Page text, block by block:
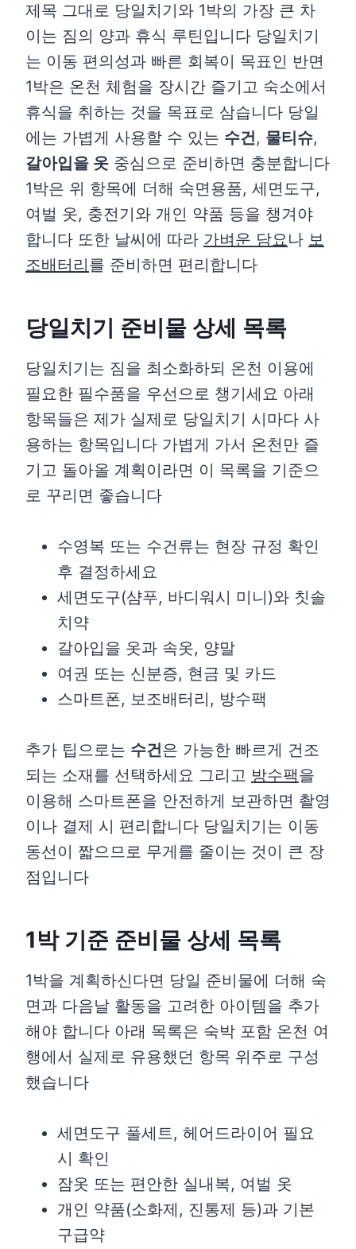
제목 그대로 당일치기와 1박의 가장 큰 차
이는 짐의 양과 휴식 루틴입니다 당일치기
는 이동 편의성과 빠른 회복이 목표인 반면
1박은 온천 체험을 장시간 즐기고 숙소에서
휴식을 취하는 것을 목표로 삼습니다 당일
에는 가볍게 사용할 수 있는 수건, 물티슈,
갈아입을 옷 중심으로 준비하면 충분합니다
1박은 위 항목에 더해 숙면용품, 세면도구,
여벌 옷, 충전기와 개인 약품 등을 챙겨야
합니다 또한 날씨에 따라 가벼운 담요나 보
조배터리를 준비하면 편리합니다
당일치기 준비물 상세 목록
당일치기는 짐을 최소화하되 온천 이용에
필요한 필수품을 우선으로 챙기세요 아래
항목들은 제가 실제로 당일치기 시마다 사
용하는 항목입니다 가볍게 가서 온천만 즐
기고 돌아올 계획이라면 이 목록을 기준으
로 꾸리면 좋습니다
수영복 또는 수건류는 현장 규정 확인
후 결정하세요
세면도구(샴푸, 바디워시 미니)와 칫솔
치약
갈아입을 옷과 속옷, 양말
여권 또는 신분증, 현금 및 카드
스마트폰, 보조배터리, 방수팩
추가 팁으로는 수건은 가능한 빠르게 건조
되는 소재를 선택하세요 그리고 방수팩을
이용해 스마트폰을 안전하게 보관하면 촬영
이나 결제 시 편리합니다 당일치기는 이동
동선이 짧으므로 무게를 줄이는 것이 큰 장
점입니다
1박 기준 준비물 상세 목록
1박을 계획하신다면 당일 준비물에 더해 숙
면과 다음날 활동을 고려한 아이템을 추가
해야 합니다 아래 목록은 숙박 포함 온천 여
행에서 실제로 유용했던 항목 위주로 구성
했습니다
세면도구 풀세트, 헤어드라이어 필요
시 확인
잠옷 또는 편안한 실내복, 여벌 옷
개인 약품(소화제, 진통제 등)과 기본
구급약